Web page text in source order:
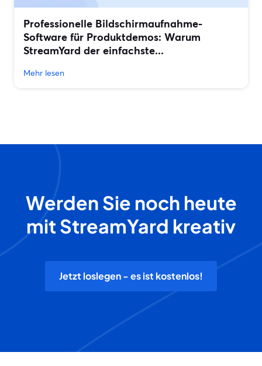
Professionelle Bildschirmaufnahme-
Software für Produktdemos: Warum
StreamYard der einfachste...
Mehr lesen
Werden Sie noch heute
mit StreamYard kreativ
Jetzt loslegen - es ist kostenlos!